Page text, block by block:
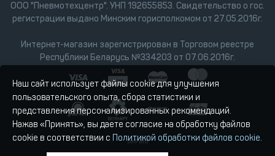
ООО "Пневмотехцентр". УНП 192655853. Свидетельство о гос.
регистрации выдано Минским горисполкомом от 27.05.2016г.
Интернет-магазин зарегистрирован в Торговом реестре
Республики Беларусь №334203 от 07.06.2016г.
Наш сайт использует файлы cookie для улучшения
пользовательского опыта, сбора статистики и
представления персонализированных рекомендаций.
Нажав «Принять», вы даете согласие на обработку файлов
cookie в соответствии с Политикой обработки файлов cookie.